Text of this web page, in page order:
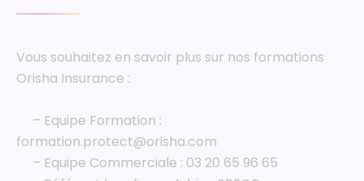
Vous souhaitez en savoir plus sur nos formations
Orisha Insurance :
– Equipe Formation :
formation.protect@orisha.com
– Equipe Commerciale : 03 20 65 96 65